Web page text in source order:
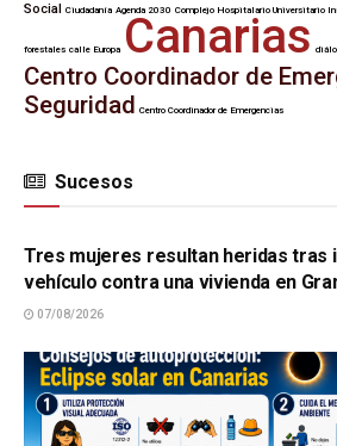
Social Ciudadanía Agenda 2030 Complejo Hospitalario Universitario
forestales calle Europa Canarias
Centro Coordinador de
Seguridad Centro Coordinador de Emergencias
Sucesos
SUCESOS
Tres mujeres resultan heridas tras
vehículo contra una vivienda en
07/08/2026